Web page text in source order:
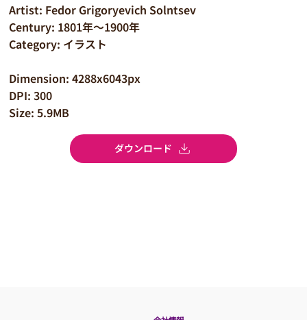
Artist: Fedor Grigoryevich Solntsev
Century: 1801年～1900年
Category: イラスト
Dimension: 4288x6043px
DPI: 300
Size: 5.9MB
ダウンロード